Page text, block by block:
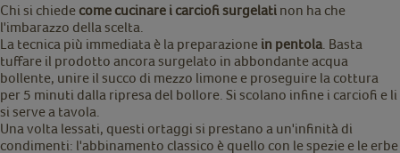
Chi si chiede come cucinare i carciofi surgelati non ha che
l'imbarazzo della scelta.
La tecnica più immediata è la preparazione in pentola . Basta
tuffare il prodotto ancora surgelato in abbondante acqua
bollente, unire il succo di mezzo limone e proseguire la cottura
per 5 minuti dalla ripresa del bollore. Si scolano infine i carciofi e li
si serve a tavola.
Una volta lessati, questi ortaggi si prestano a un'infinità di
condimenti: l'abbinamento classico è quello con le spezie e le erbe